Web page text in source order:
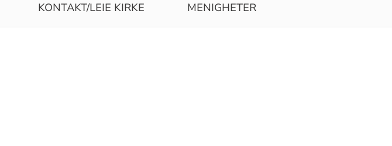
KONTAKT/LEIE KIRKE MENIGHETER